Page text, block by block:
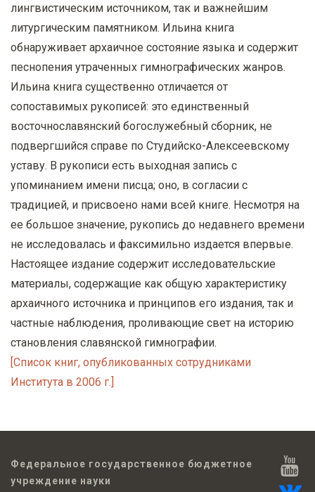
лингвистическим источником, так и важнейшим
литургическим памятником. Ильина книга
обнаруживает архаичное состояние языка и содержит
песнопения утраченных гимнографических жанров.
Ильина книга существенно отличается от
сопоставимых рукописей: это единственный
восточнославянский богослужебный сборник, не
подвергшийся справе по Студийско-Алексеевскому
уставу. В рукописи есть выходная запись с
упоминанием имени писца; оно, в согласии с
традицией, и присвоено нами всей книге. Несмотря на
ее большое значение, рукопись до недавнего времени
не исследовалась и факсимильно издается впервые.
Настоящее издание содержит исследовательские
материалы, содержащие как общую характеристику
архаичного источника и принципов его издания, так и
частные наблюдения, проливающие свет на историю
становления славянской гимнографии.
[Список книг, опубликованных сотрудниками
Института в 2006 г.]
Федеральное государственное бюджетное
учреждение науки